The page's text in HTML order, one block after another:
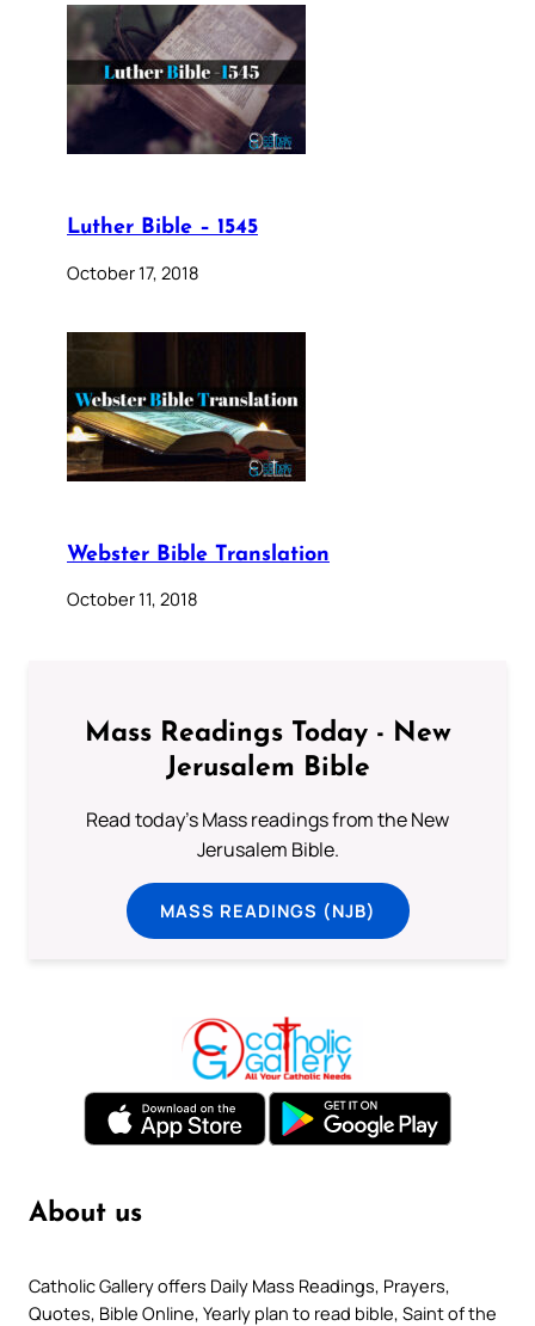
Luther Bible – 1545
October 17, 2018
Webster Bible Translation
October 11, 2018
Mass Readings Today - New
Jerusalem Bible
Read today's Mass readings from the New
Jerusalem Bible.
MASS READINGS (NJB)
About us
Catholic Gallery offers Daily Mass Readings, Prayers,
Quotes, Bible Online, Yearly plan to read bible, Saint of the